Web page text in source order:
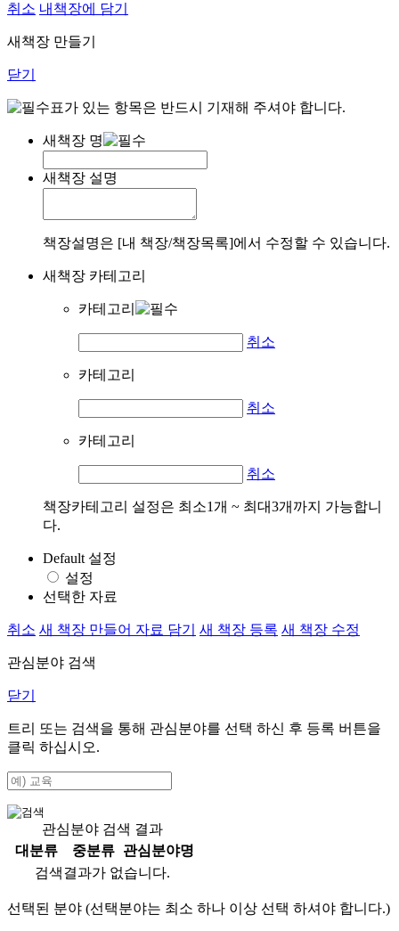
취소 내책장에 담기
새책장 만들기
닫기
표가 있는 항목은 반드시 기재해 주셔야 합니다.
새책장 명
새책장 설명
책장설명은 [내 책장/책장목록]에서 수정할 수 있습니다.
새책장 카테고리
카테고리
취소
카테고리
취소
카테고리
취소
책장카테고리 설정은 최소1개 ~ 최대3개까지 가능합니
다.
Default 설정
설정
선택한 자료
취소 새 책장 만들어 자료 담기 새 책장 등록 새 책장 수정
관심분야 검색
닫기
트리 또는 검색을 통해 관심분야를 선택 하신 후 등록 버튼을
클릭 하십시오.
관심분야 검색 결과
대분류
중분류
관심분야명
검색결과가 없습니다.
선택된 분야 (선택분야는 최소 하나 이상 선택 하셔야 합니다.)